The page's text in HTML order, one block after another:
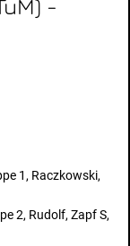
-
1, Raczkowski,
2, Rudolf, Zapf S,